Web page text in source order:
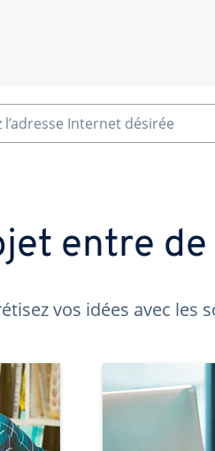
l’adresse Internet désirée
entre de
vos idées avec les